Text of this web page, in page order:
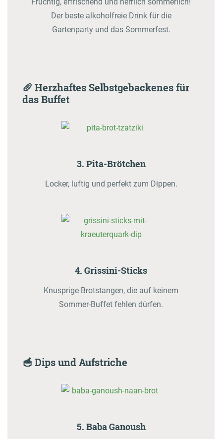
Der beste alkoholfreie Drink für die
Gartenparty und das Sommerfest.
🥖 Herzhaftes Selbstgebackenes für
das Buffet
3. Pita-Brötchen
Locker, luftig und perfekt zum Dippen.
4. Grissini-Sticks
Knusprige Brotstangen, die auf keinem
Sommer-Buffet fehlen dürfen.
🥣 Dips und Aufstriche
5. Baba Ganoush